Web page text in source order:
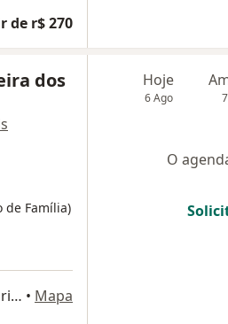
de r$ 270
dos
de Família)
Rua Van Lerbergue Quadra 3 A 32, Maricá • Mapa
Hoje
6 Ago
O